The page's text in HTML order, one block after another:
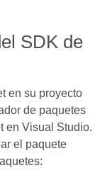
SDK de
en su proyecto
de paquetes
en Visual Studio.
el paquete